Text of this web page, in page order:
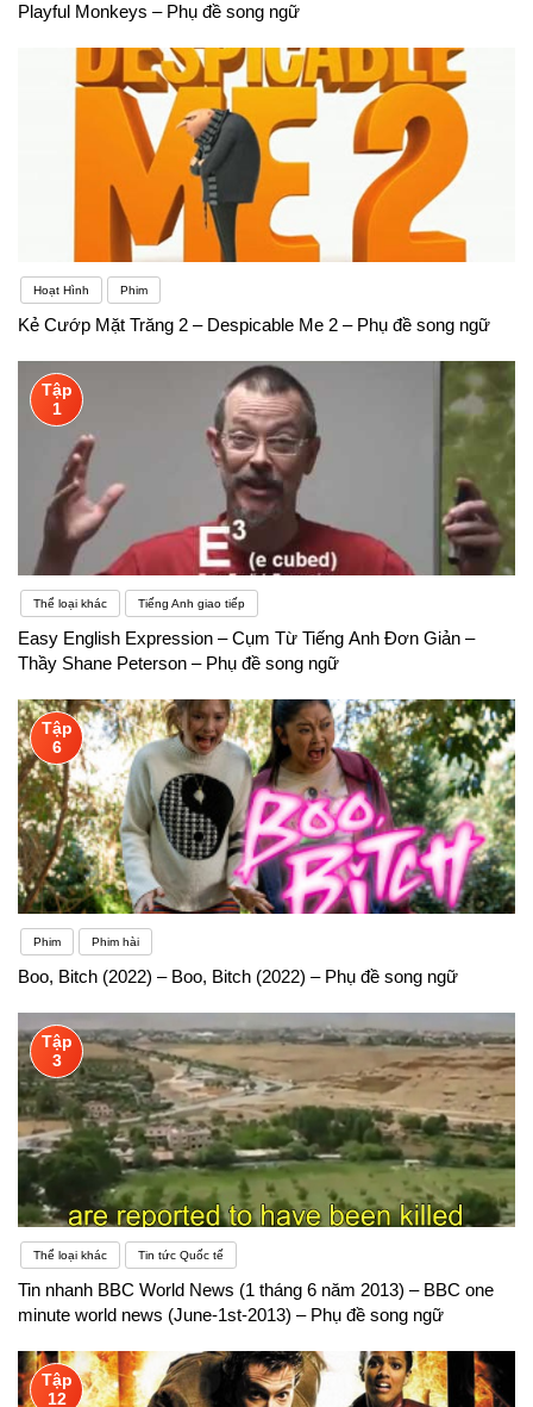
Playful Monkeys – Phụ đề song ngữ
Hoạt Hình Phim
Kẻ Cướp Mặt Trăng 2 – Despicable Me 2 – Phụ đề song ngữ
Tập
1
Thể loại khác Tiếng Anh giao tiếp
Easy English Expression – Cụm Từ Tiếng Anh Đơn Giản –
Thầy Shane Peterson – Phụ đề song ngữ
Tập
6
Phim Phim hài
Boo, Bitch (2022) – Boo, Bitch (2022) – Phụ đề song ngữ
Tập
3
Thể loại khác Tin tức Quốc tế
Tin nhanh BBC World News (1 tháng 6 năm 2013) – BBC one
minute world news (June-1st-2013) – Phụ đề song ngữ
Tập
12